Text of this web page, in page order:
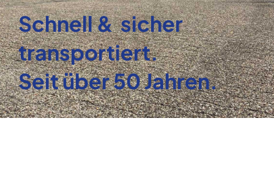
Schnell & sicher
transportiert.
Seit über 50 Jahren.